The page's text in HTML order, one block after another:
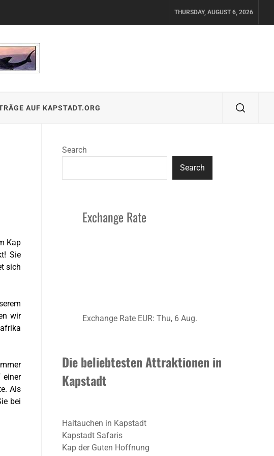
THURSDAY, AUGUST 6, 2026
AUF KAPSTADT.ORG
Kap
Sie
sich
wir
einer
Als
bei
Search
Search
Exchange Rate
Exchange Rate EUR: Thu, 6 Aug.
Die beliebtesten Attraktionen in
Kapstadt
Haitauchen in Kapstadt
Kapstadt Safaris
Kap der Guten Hoffnung